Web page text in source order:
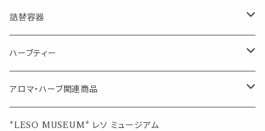
Mask&Pillow Aroma
ハーブティー
シングル
キャンディー
シーリングワックス シール
ペーパークリップ
ウェルカムボード・装飾
席札クリップ
詰替容器
ロールオンボトル
スプレーボトル
スポイトボトル
ハーブティー
ブレンド
ジュエル オブ ビューティー
シングル
アロマ・ハーブ関連商品
エッセンシャルオイル
*LESO MUSEUM* レソ ミュージアム